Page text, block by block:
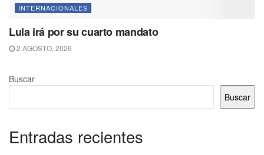
INTERNACIONALES
Lula irá por su cuarto mandato
2 AGOSTO, 2026
Buscar
Buscar
Entradas recientes